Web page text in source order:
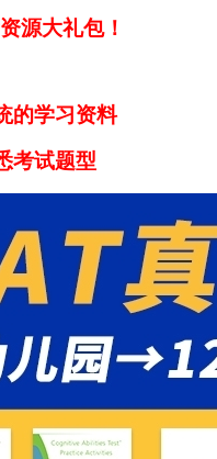
源大礼包！
的学习资料
考试题型